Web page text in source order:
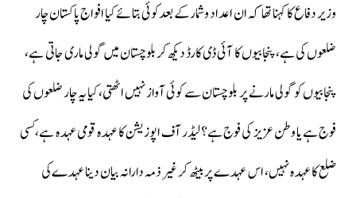
وزیر دفاع کا کہنا تھا کہ ان اعداد وشمارکے بعدکوئی بتائےکیا افواج پاکستان چار
ضلعوں کی ہے، پنجابیوں کا آئی ڈی کارڈ دیکھ کر بلوچستان میں گولی ماری جاتی ہے،
پنجابیوں کو گولی مارنے پر بلوچستان سے کوئی آواز نہیں اٹھتی،کیا یہ چار ضلعوں کی
فوج ہے یا وطن عزیز کی فوج ہے؟ لیڈر آف اپوزیشن کا عہدہ قومی عہدہ ہے،کسی
ضلع کا عہدہ نہیں، اس عہدے پر بیٹھ کر غیر ذمہ دارانہ بیان دینا عہدےکی